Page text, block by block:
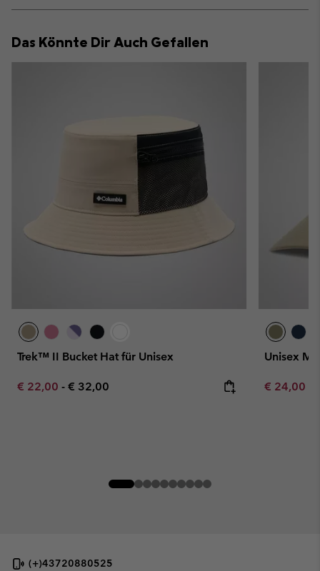
or
Das Könnte Dir Auch Gefallen
Trek™ II Bucket Hat für Unisex
Minimum sale price:
€ 22,00 - Maximum price:
€ 32,00
Unisex
Minimum
€ 24,00
(+)43720880525